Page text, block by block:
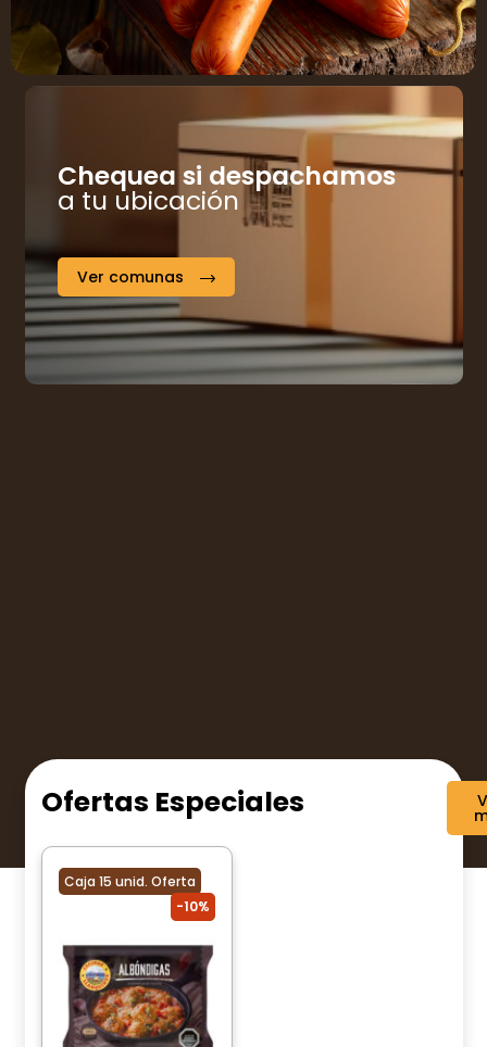
Chequea si despachamos
a tu ubicación
Ver comunas
Ofertas Especiales
Caja 15 unid. Oferta
10%